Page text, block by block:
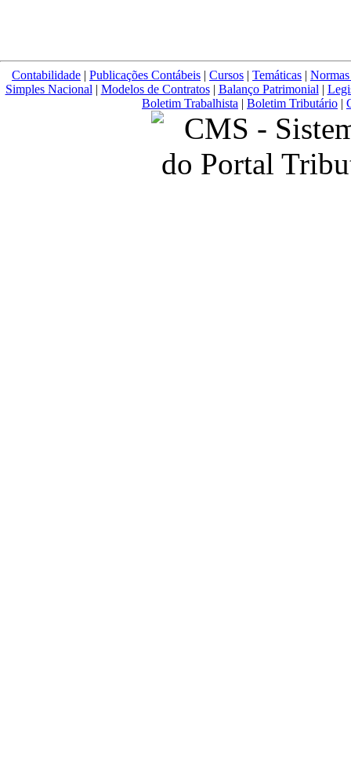
Contabilidade | Publicações Contábeis | Cursos | Temáticas |
Simples Nacional | Modelos de Contratos| Balanço Patrimonial |
Boletim Trabalhista | Boletim Tributário |